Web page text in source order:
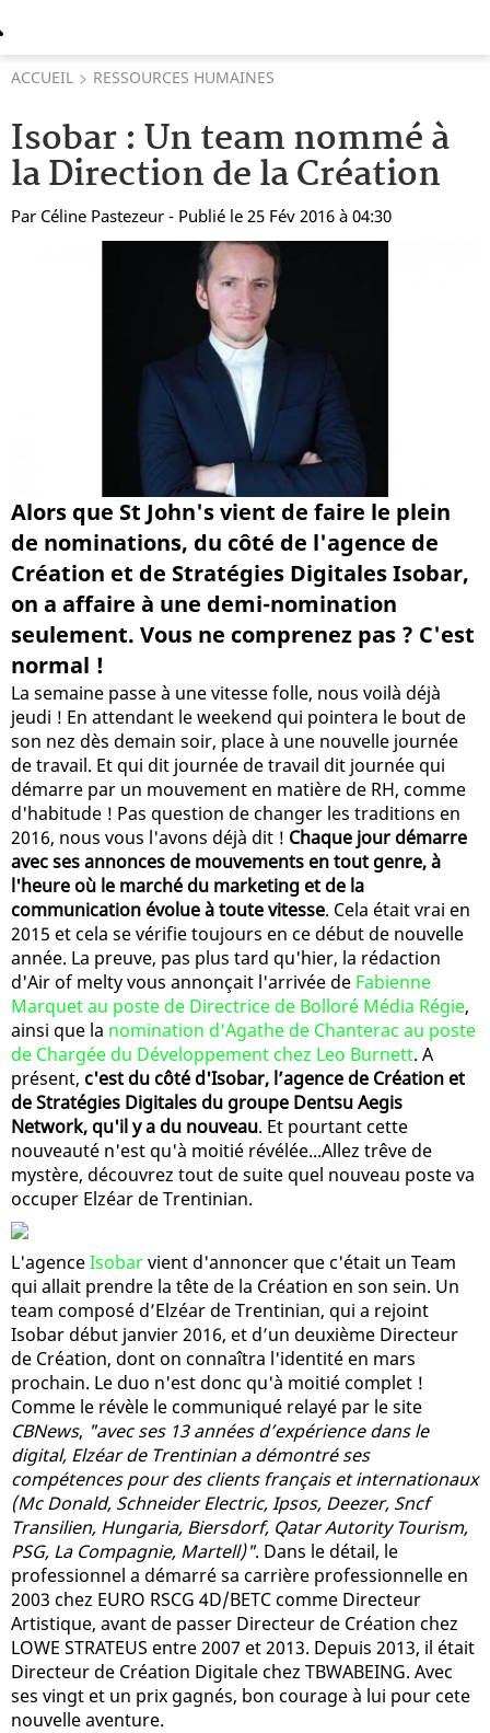
ACCUEIL RESSOURCES HUMAINES
Isobar : Un team nommé à
la Direction de la Création
Par Céline Pastezeur - Publié le 25 Fév 2016 à 04:30
Alors que St John's vient de faire le plein
de nominations, du côté de l'agence de
Création et de Stratégies Digitales Isobar,
on a affaire à une demi-nomination
seulement. Vous ne comprenez pas ? C'est
normal !
La semaine passe à une vitesse folle, nous voilà déjà
jeudi ! En attendant le weekend qui pointera le bout de
son nez dès demain soir, place à une nouvelle journée
de travail. Et qui dit journée de travail dit journée qui
démarre par un mouvement en matière de RH, comme
d'habitude ! Pas question de changer les traditions en
2016, nous vous l'avons déjà dit ! Chaque jour démarre
avec ses annonces de mouvements en tout genre, à
l'heure où le marché du marketing et de la
communication évolue à toute vitesse. Cela était vrai en
2015 et cela se vérifie toujours en ce début de nouvelle
année. La preuve, pas plus tard qu'hier, la rédaction
d'Air of melty vous annonçait l'arrivée de Fabienne
Marquet au poste de Directrice de Bolloré Média Régie,
ainsi que la nomination d'Agathe de Chanterac au poste
de Chargée du Développement chez Leo Burnett. A
présent, c'est du côté d'Isobar, l’agence de Création et
de Stratégies Digitales du groupe Dentsu Aegis
Network, qu'il y a du nouveau. Et pourtant cette
nouveauté n'est qu'à moitié révélée...Allez trêve de
mystère, découvrez tout de suite quel nouveau poste va
occuper Elzéar de Trentinian.
L'agenceIsobarvient d'annoncer que c'était un Team
qui allait prendre la tête de la Création en son sein. Un
team composé d’Elzéar de Trentinian, qui a rejoint
Isobar début janvier 2016, et d’un deuxième Directeur
de Création, dont on connaîtra l'identité en mars
prochain. Le duo n'est donc qu'à moitié complet !
Comme le révèle le communiqué relayé par le site
CBNews, "avec ses 13 années d’expérience dans le
digital, Elzéar de Trentinian a démontré ses
compétences pour des clients français et internationaux
(Mc Donald, Schneider Electric, Ipsos, Deezer, Sncf
Transilien, Hungaria, Biersdorf, Qatar Autority Tourism,
PSG, La Compagnie, Martell)". Dans le détail, le
professionnel a démarré sa carrière professionnelle en
2003 chez EURO RSCG 4D/BETC comme Directeur
Artistique, avant de passer Directeur de Création chez
LOWE STRATEUS entre 2007 et 2013. Depuis 2013, il était
Directeur de Création Digitale chez TBWABEING. Avec
ses vingt et un prix gagnés, bon courage à lui pour cete
nouvelle aventure.